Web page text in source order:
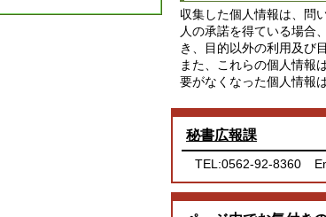
収集した個人情報は、問
人の承諾を得ている場合
き、目的以外の利用及び
また、これらの個人情報
要がなくなった個人情報
秘書広報課
TEL:0562-92-8360